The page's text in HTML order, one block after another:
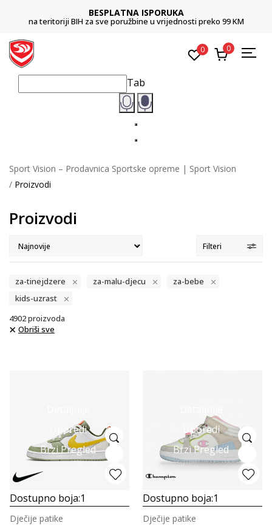
CLICK & COLLECT
Platite karticom online i preuzmite u prodavnici po vašem izboru
0 0
Tab
Sport Vision – Prodavnica Sportske opreme | Sport Vision
Proizvodi
Proizvodi
Filteri
za-tinejdzere za-malu-djecu
za-bebe
kids-uzrast
4902proizvoda
Obriši sve
Uporedi
Brzi Pregled
Dostupno boja:1
Dječije patike
Uporedi
Brzi Pregled
Dostupno boja:1
Dječije patike